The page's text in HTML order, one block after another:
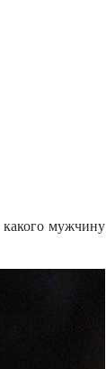
какого мужчину